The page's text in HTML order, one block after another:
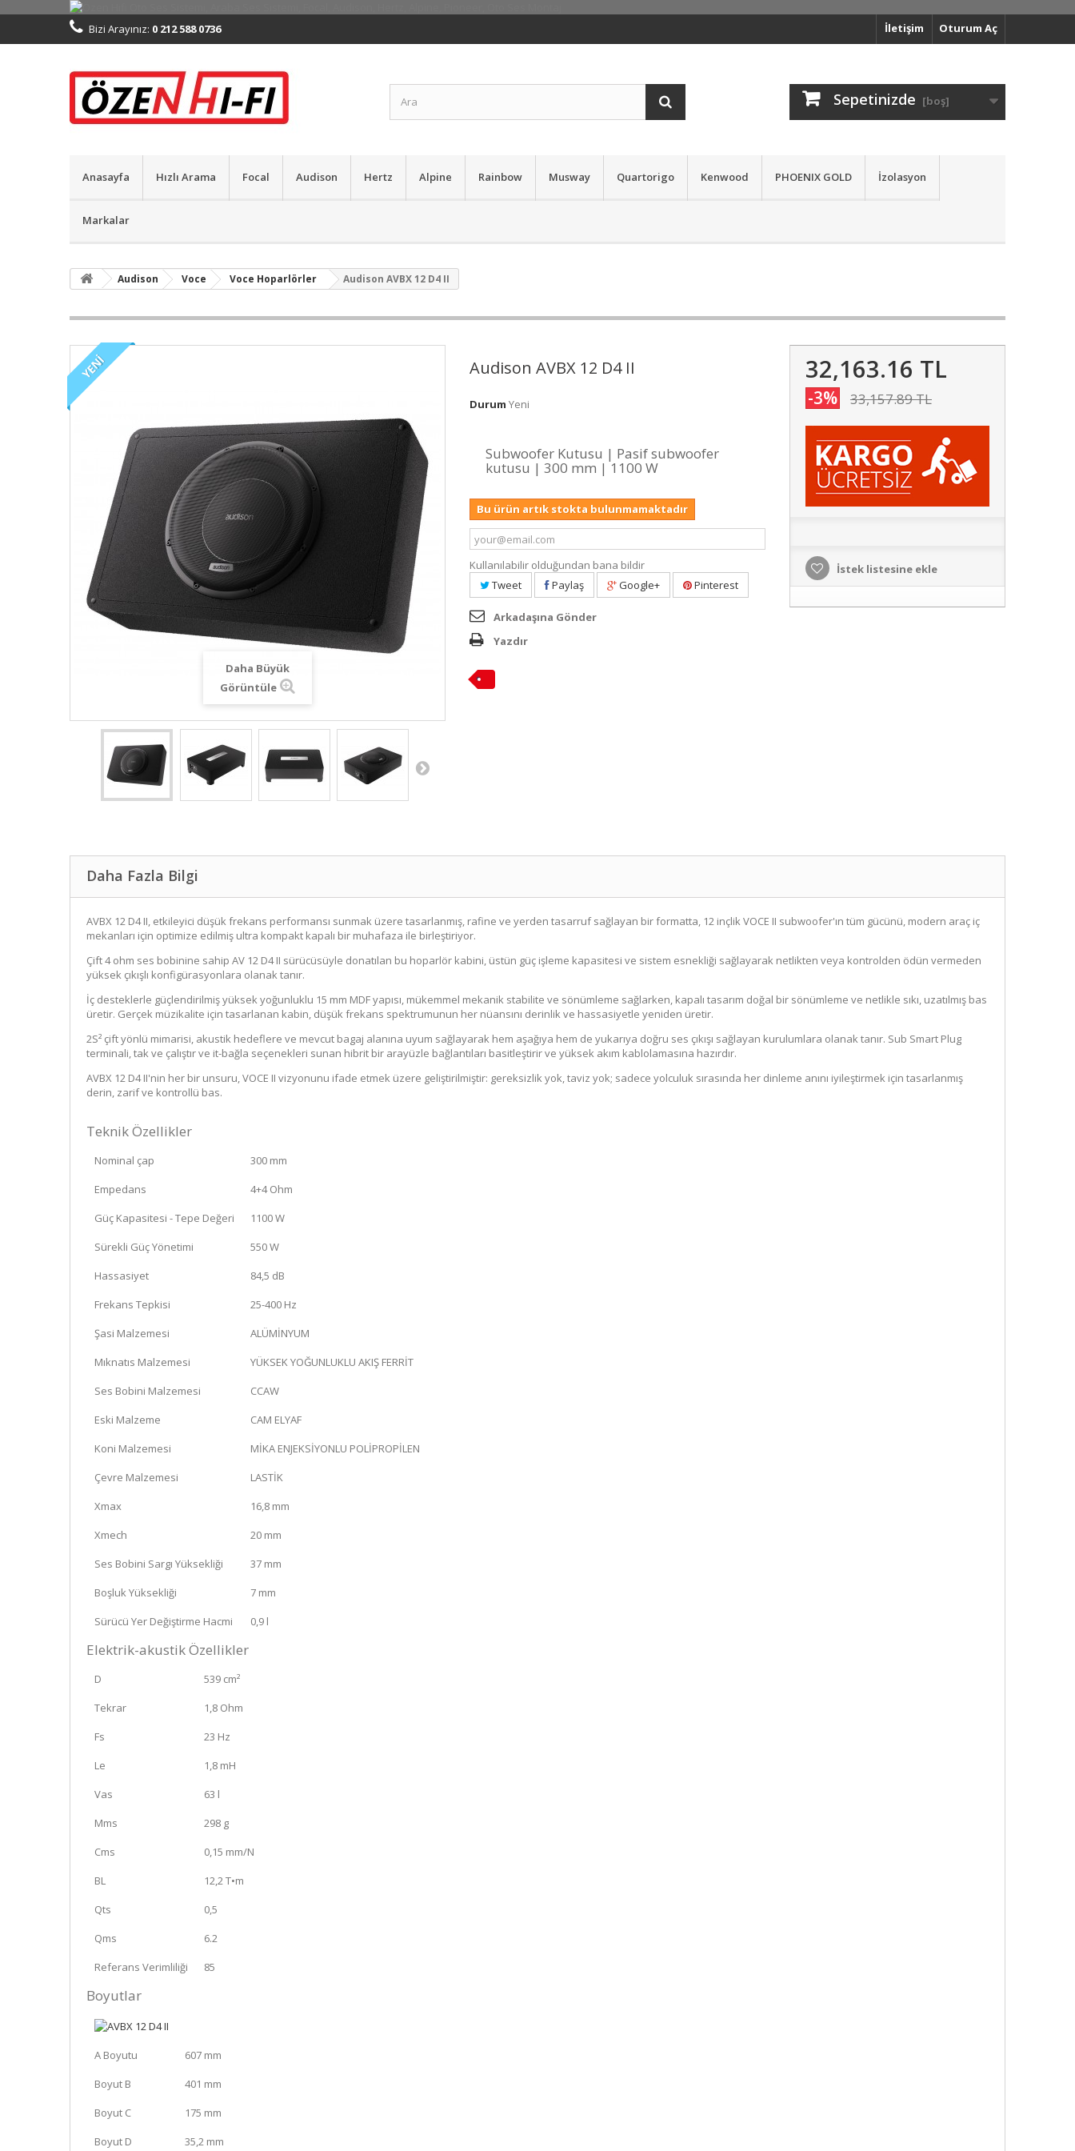
Oturum Aç
İletişim
Bizi Arayınız: 0 212 588 0736
Sepetinizde [boş]
Anasayfa Hızlı Arama Focal Audison Hertz Alpine Rainbow Musway Quartorigo Kenwood PHOENIX GOLD İzolasyon
Markalar
Audison Voce Voce Hoparlörler Audison AVBX 12 D4 II
YENI
Daha Büyük
Görüntüle
Audison AVBX 12 D4 II
Durum Yeni
Subwoofer Kutusu | Pasif subwoofer
kutusu | 300 mm | 1100 W
Bu ürün artık stokta bulunmamaktadır
Kullanılabilir olduğundan bana bildir
Tweet
Paylaş Google+ Pinterest
Arkadaşına Gönder
Yazdır
32,163.16 TL
-3% 33,157.89 TL
İstek listesine ekle
Daha Fazla Bilgi
AVBX 12 D4 II, etkileyici düşük frekans performansı sunmak üzere tasarlanmış, rafine ve yerden tasarruf sağlayan bir formatta, 12 inçlik VOCE II subwoofer'ın tüm gücünü, modern araç iç
mekanları için optimize edilmiş ultra kompakt kapalı bir muhafaza ile birleştiriyor.
Çift 4 ohm ses bobinine sahip AV 12 D4 II sürücüsüyle donatılan bu hoparlör kabini, üstün güç işleme kapasitesi ve sistem esnekliği sağlayarak netlikten veya kontrolden ödün vermeden
yüksek çıkışlı konfigürasyonlara olanak tanır.
İç desteklerle güçlendirilmiş yüksek yoğunluklu 15 mm MDF yapısı, mükemmel mekanik stabilite ve sönümleme sağlarken, kapalı tasarım doğal bir sönümleme ve netlikle sıkı, uzatılmış bas
üretir. Gerçek müzikalite için tasarlanan kabin, düşük frekans spektrumunun her nüansını derinlik ve hassasiyetle yeniden üretir.
2S² çift yönlü mimarisi, akustik hedeflere ve mevcut bagaj alanına uyum sağlayarak hem aşağıya hem de yukarıya doğru ses çıkışı sağlayan kurulumlara olanak tanır. Sub Smart Plug
terminali, tak ve çalıştır ve it-bağla seçenekleri sunan hibrit bir arayüzle bağlantıları basitleştirir ve yüksek akım kablolamasına hazırdır.
AVBX 12 D4 II'nin her bir unsuru, VOCE II vizyonunu ifade etmek üzere geliştirilmiştir: gereksizlik yok, taviz yok; sadece yolculuk sırasında her dinleme anını iyileştirmek için tasarlanmış
derin, zarif ve kontrollü bas.
Teknik Özellikler
Nominal çap
300 mm
Empedans
4+4 Ohm
Güç Kapasitesi - Tepe Değeri
1100 W
Sürekli Güç Yönetimi
550 W
Hassasiyet
84,5 dB
Frekans Tepkisi
25-400 Hz
Şasi Malzemesi
ALÜMİNYUM
Mıknatıs Malzemesi
YÜKSEK YOĞUNLUKLU AKIŞ FERRİT
Ses Bobini Malzemesi
CCAW
Eski Malzeme
CAM ELYAF
Koni Malzemesi
MİKA ENJEKSİYONLU POLİPROPİLEN
Çevre Malzemesi
LASTİK
Xmax
16,8 mm
Xmech
20 mm
Ses Bobini Sargı Yüksekliği
37 mm
Boşluk Yüksekliği
7 mm
Sürücü Yer Değiştirme Hacmi
0,9 l
Elektrik-akustik Özellikler
D
539 cm²
Tekrar
1,8 Ohm
Fs
23 Hz
Le
1,8 mH
Vas
63 l
Mms
298 g
Cms
0,15 mm/N
BL
12,2 T•m
Qts
0,5
Qms
6.2
Referans Verimliliği
85
Boyutlar
A Boyutu
607 mm
Boyut B
401 mm
Boyut C
175 mm
Boyut D
35,2 mm